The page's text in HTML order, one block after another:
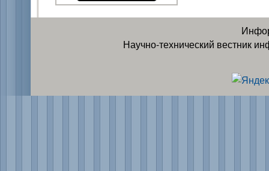
Научно-технический вестник